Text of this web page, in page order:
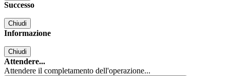
Successo
Chiudi
Informazione
Chiudi
Attendere...
Attendere il completamento dell'operazione...